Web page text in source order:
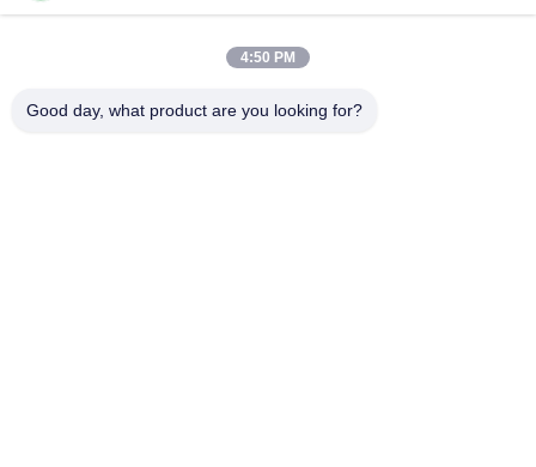
4:50 PM
Good day, what product are you looking for?